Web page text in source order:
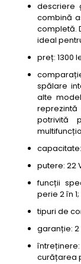
descriere
combină
completă.
ideal
preț: 1300
spălare
alte
potrivită
putere: 22
funcții
perie 2 în 1;
tipuri de
garanție: 2
curățarea